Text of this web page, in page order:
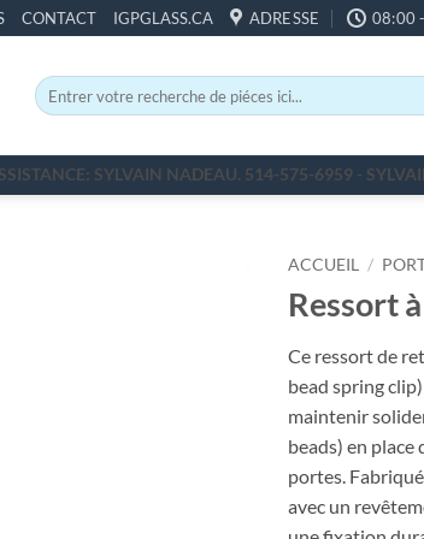
CONTACT IGPGLASS.CA ADRESSE 08:00
Recherche
pour :
SYLVAIN NADEAU. 514-575-6959 -
ACCUEIL /
Ressort
Ce ressort de
bead spring
maintenir
beads) en place
portes.
avec un